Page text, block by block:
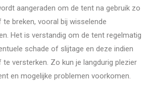
aangeraden om de tent na gebruik zo
breken, vooral bij wisselende
Het is verstandig om de tent regelmatig
schade of slijtage en deze indien
versterken. Zo kun je langdurig plezier
en mogelijke problemen voorkomen.